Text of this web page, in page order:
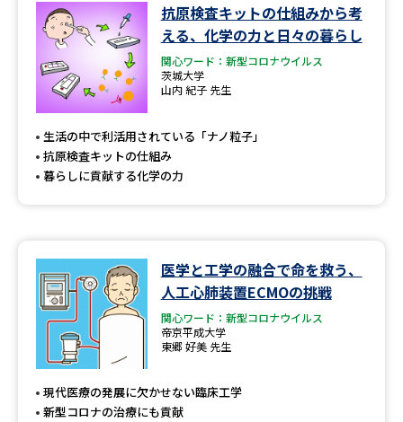
来場型・Web型イベント特集 夢ナビライブ
受験準備
志望校・出願校を調べる
先輩が入学を決めた理由 テレメール全国一斉進学調査
新生活お役立ちガイド
学問発見
抗原検査キットの仕組みから考
える、化学の力と日々の暮らし
関心ワード：新型コロナウイルス
茨城大学
山内 紀子 先生
生活の中で利活用されている「ナノ粒子」
抗原検査キットの仕組み
暮らしに貢献する化学の力
医学と工学の融合で命を救う、
人工心肺装置ECMOの挑戦
関心ワード：新型コロナウイルス
帝京平成大学
東郷 好美 先生
現代医療の発展に欠かせない臨床工学
新型コロナの治療にも貢献